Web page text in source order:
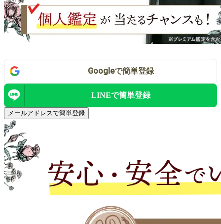
Googleで簡単登録
LINEで簡単登録
メールアドレスで簡単登録